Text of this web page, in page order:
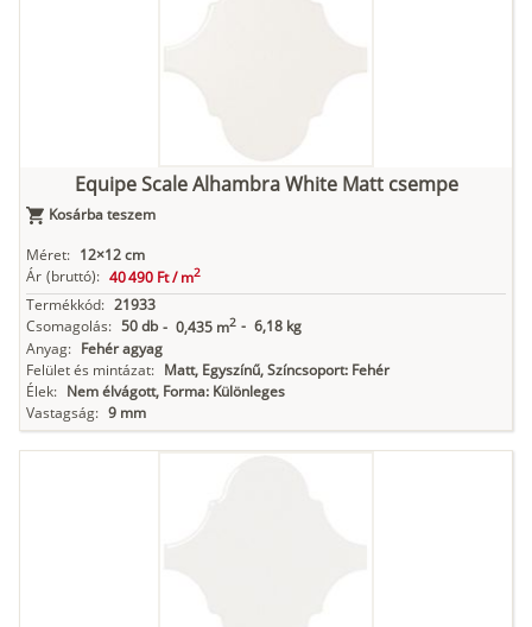
Equipe Scale Alhambra White Matt csempe
Kosárba teszem
Méret: 12×12 cm
Ár (bruttó): 40 490 Ft /m2
Termékkód: 21933
Csomagolás: 50 db - 0,435 m2 - 6,18 kg
Anyag: Fehér agyag
Felület és mintázat: Matt, Egyszínű, Színcsoport: Fehér
Élek: Nem élvágott, Forma: Különleges
Vastagság: 9 mm